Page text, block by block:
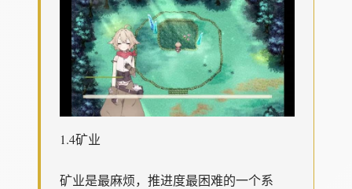
1.4矿业
矿业是最麻烦，推进度最困难的一个系